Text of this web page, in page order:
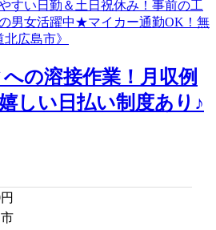
の溶接作業！月収例
しい日払い制度あり♪
円